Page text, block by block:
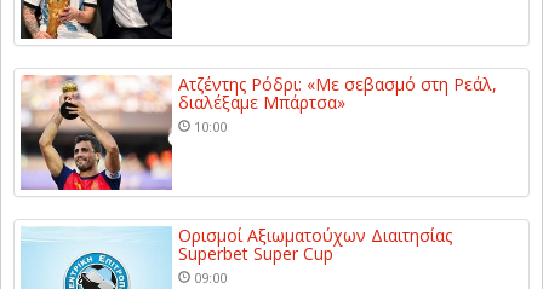
Ατζέντης Ρόδρι: «Με σεβασμό στη Ρεάλ,
διαλέξαμε Μπάρτσα»
10:00
Ορισμοί Αξιωματούχων Διαιτησίας
Superbet Super Cup
09:00